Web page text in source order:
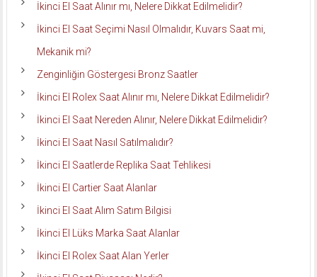
İkinci El Saat Alınır mı, Nelere Dikkat Edilmelidir?
İkinci El Saat Seçimi Nasıl Olmalıdır, Kuvars Saat mi,
Mekanik mi?
Zenginliğin Göstergesi Bronz Saatler
İkinci El Rolex Saat Alınır mı, Nelere Dikkat Edilmelidir?
İkinci El Saat Nereden Alınır, Nelere Dikkat Edilmelidir?
İkinci El Saat Nasıl Satılmalıdır?
İkinci El Saatlerde Replika Saat Tehlikesi
İkinci El Cartier Saat Alanlar
İkinci El Saat Alım Satım Bilgisi
İkinci El Lüks Marka Saat Alanlar
İkinci El Rolex Saat Alan Yerler